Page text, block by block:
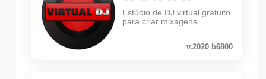
Estúdio de DJ virtual gratuito
para criar mixagens
v.2020 b6800